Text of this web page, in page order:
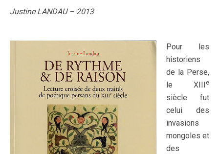
Justine LANDAU – 2013
Pour les
historiens
de la Perse,
le XIIIe
siècle fut
celui des
invasions
mongoles et
des